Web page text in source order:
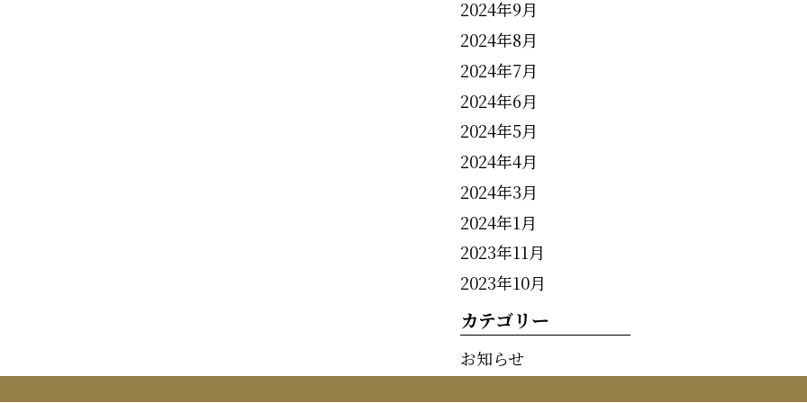
2024年9月
2024年8月
2024年7月
2024年6月
2024年5月
2024年4月
2024年3月
2024年1月
2023年11月
2023年10月
カテゴリー
お知らせ